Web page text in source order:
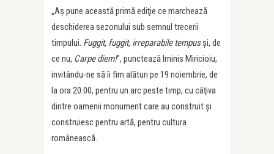
„Aş pune această primă ediţie ce marchează
deschiderea sezonului sub semnul trecerii
timpului. Fuggit, fuggit, irreparabile tempusşi, de
ce nu, Carpe diem!”, punctează Irninis Miricioiu,
invitându-ne să îi fim alături pe 19 noiembrie, de
la ora 20.00, pentru un arc peste timp, cu câţiva
dintre oamenii monument care au construit şi
construiesc pentru artă, pentru cultura
românească.​